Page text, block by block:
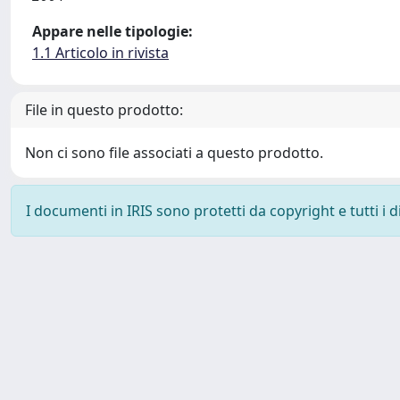
Appare nelle tipologie:
1.1 Articolo in rivista
File in questo prodotto:
Non ci sono file associati a questo prodotto.
I documenti in IRIS sono protetti da copyright e tutti i